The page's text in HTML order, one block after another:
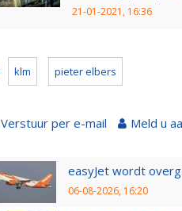
21-01-2021, 16:36
klm pieter elbers
Verstuur per e-mail Meld u
easyJet wordt
06-08-2026, 16:20